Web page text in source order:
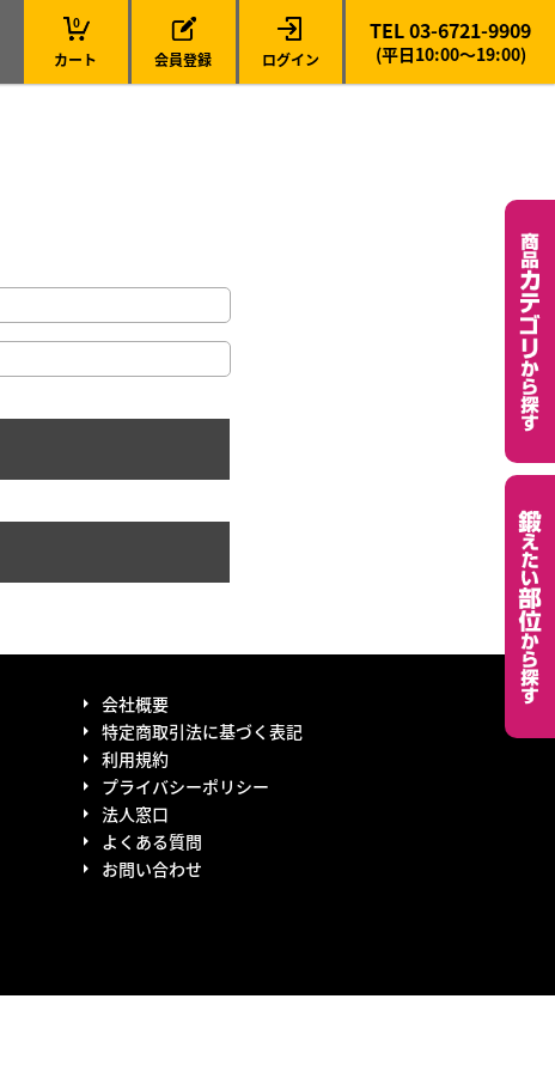
カート
0
会員登録 ログイン
TEL 03-6721-9909
(平日10:00～19:00)
会社概要
特定商取引法に基づく表記
利用規約
プライバシーポリシー
法人窓口
よくある質問
お問い合わせ